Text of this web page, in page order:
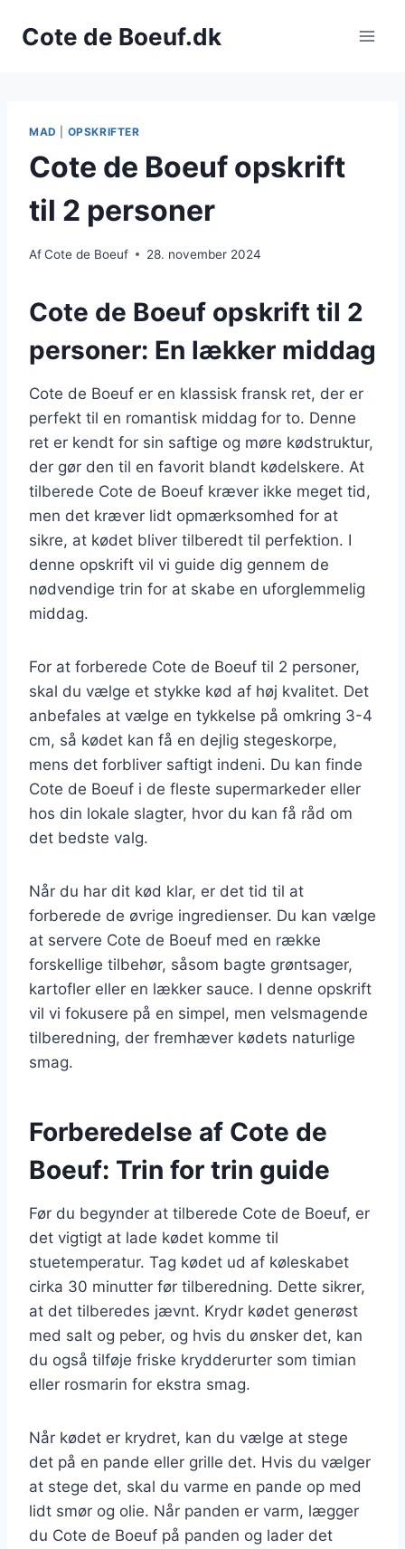
Cote de Boeuf.dk
MAD OPSKRIFTER
Cote de Boeuf opskrift
til 2 personer
AfCote de Boeuf 28. november 2024
Cote de Boeuf opskrift til 2
personer: En lækker middag
Cote de Boeuf er en klassisk fransk ret, der er
perfekt til en romantisk middag for to. Denne
ret er kendt for sin saftige og møre kødstruktur,
der gør den til en favorit blandt kødelskere. At
tilberede Cote de Boeuf kræver ikke meget tid,
men det kræver lidt opmærksomhed for at
sikre, at kødet bliver tilberedt til perfektion. I
denne opskrift vil vi guide dig gennem de
nødvendige trin for at skabe en uforglemmelig
middag.
For at forberede Cote de Boeuf til 2 personer,
skal du vælge et stykke kød af høj kvalitet. Det
anbefales at vælge en tykkelse på omkring 3-4
cm, så kødet kan få en dejlig stegeskorpe,
mens det forbliver saftigt indeni. Du kan finde
Cote de Boeuf i de fleste supermarkeder eller
hos din lokale slagter, hvor du kan få råd om
det bedste valg.
Når du har dit kød klar, er det tid til at
forberede de øvrige ingredienser. Du kan vælge
at servere Cote de Boeuf med en række
forskellige tilbehør, såsom bagte grøntsager,
kartofler eller en lækker sauce. I denne opskrift
vil vi fokusere på en simpel, men velsmagende
tilberedning, der fremhæver kødets naturlige
smag.
Forberedelse af Cote de
Boeuf: Trin for trin guide
Før du begynder at tilberede Cote de Boeuf, er
det vigtigt at lade kødet komme til
stuetemperatur. Tag kødet ud af køleskabet
cirka 30 minutter før tilberedning. Dette sikrer,
at det tilberedes jævnt. Krydr kødet generøst
med salt og peber, og hvis du ønsker det, kan
du også tilføje friske krydderurter som timian
eller rosmarin for ekstra smag.
Når kødet er krydret, kan du vælge at stege
det på en pande eller grille det. Hvis du vælger
at stege det, skal du varme en pande op med
lidt smør og olie. Når panden er varm, lægger
du Cote de Boeuf på panden og lader det